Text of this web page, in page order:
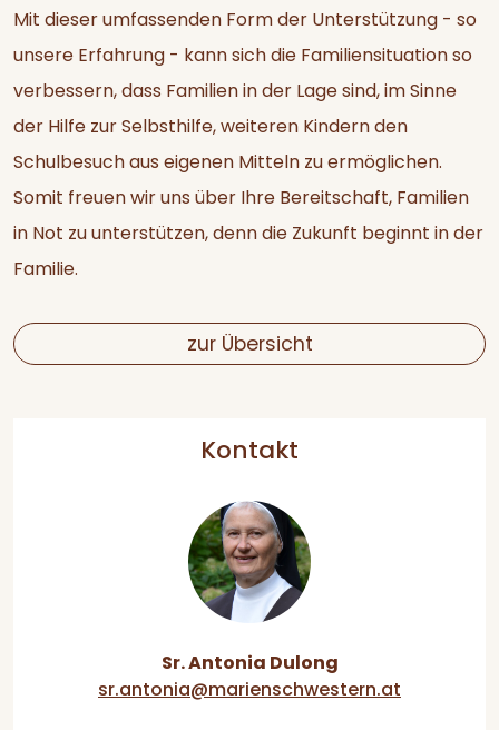
Mit dieser umfassenden Form der Unterstützung - so
unsere Erfahrung - kann sich die Familiensituation so
verbessern, dass Familien in der Lage sind, im Sinne
der Hilfe zur Selbsthilfe, weiteren Kindern den
Schulbesuch aus eigenen Mitteln zu ermöglichen.
Somit freuen wir uns über Ihre Bereitschaft, Familien
in Not zu unterstützen, denn die Zukunft beginnt in der
Familie.
zur Übersicht
Kontakt
Sr. Antonia Dulong
sr.antonia@marienschwestern.at